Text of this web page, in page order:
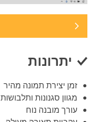
יתרונות
זמן יצירת תמונה מהיר
מגוון סגנונות ותלבושות
עורך מובנה נוח